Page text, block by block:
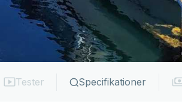
Tester Specifikationer